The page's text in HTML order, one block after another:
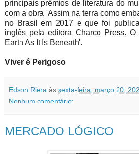
principais prêmios de literatura do
com a obra 'Assim na terra como
no Brasil em 2017 e que foi
inglês pela editora Charco Press.
Earth As It Is Beneath'.
Viver é Perigoso
Edson Riera às sexta-feira, março 20,
Nenhum comentário:
MERCADO LÓGICO